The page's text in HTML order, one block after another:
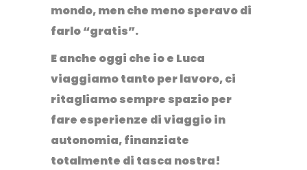
mondo, men che meno speravo di
farlo “gratis”.
E anche oggi che io e Luca
viaggiamo tanto per lavoro, ci
ritagliamo sempre spazio per
fare esperienze di viaggio in
autonomia,finanziate
totalmente di tasca nostra!